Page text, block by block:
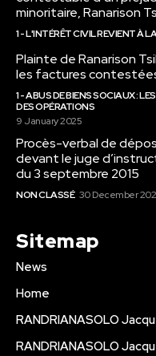
minoritaire, Ranarison
1 - L'INTÉRÊT CIVIL REVIENT À
Plainte de Ranarison
les factures
1 - ABUS DE BIENS SOCIAUX :
DES OPÉRATIONS
9 January 2025
Procès-verbal de
devant le juge
du 3 septembre 2015
NON CLASSÉ 30 December
Sitemap
News
Home
RANDRIANASOLO
RANDRIANASOLO